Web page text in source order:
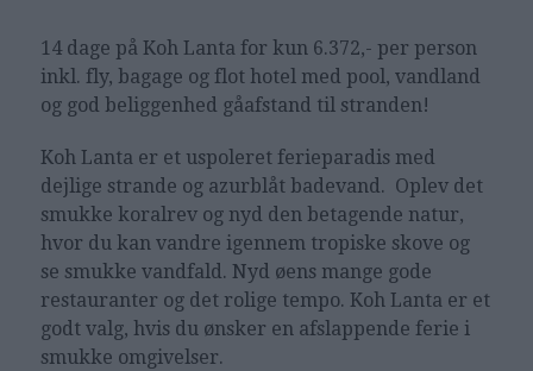
14 dage på Koh Lanta for kun 6.372,- per person
inkl. fly, bagage og flot hotel med pool, vandland
og god beliggenhed gåafstand til stranden!
Koh Lanta er et uspoleret ferieparadis med
dejlige strande og azurblåt badevand. Oplev det
smukke koralrev og nyd den betagende natur,
hvor du kan vandre igennem tropiske skove og
se smukke vandfald. Nyd øens mange gode
restauranter og det rolige tempo. Koh Lanta er et
godt valg, hvis du ønsker en afslappende ferie i
smukke omgivelser.